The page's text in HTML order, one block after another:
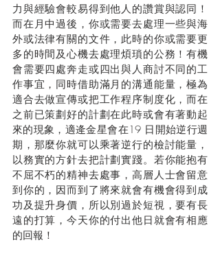
力與經驗會較易得到他人的讚賞與認同！
而在月中過後，你或需要去處理一些與海
外或法律有關的文件，此時的你或需要更
多的時間及心機去處理煩瑣的公務！有機
會需要四處奔走或四出與人商討不同的工
作事宜，同時借助滿月的溝通能量，極為
適合去做宣傳或把工作程序制度化，而在
之前已策劃好的計劃在此時或會有著動起
來的現象，適逄金星會在19 日開始逆行週
期，那麼你就可以乘著逆行的檢討能量，
以務實的方針去把計劃實踐。若你能抱有
不屈不朽的精神去處事，高層人士會留意
到你的，因而到了將來就會有機會得到成
功及提升身價，所以別過於短視，要有長
遠的打算，今天你的付出他日就會有相應
的回報！